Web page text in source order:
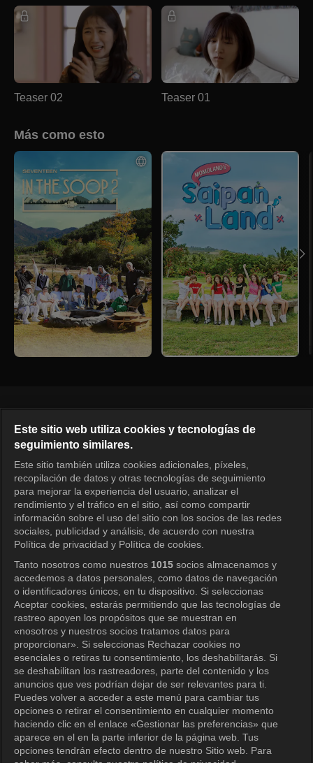
Teaser 02 Teaser 01
Más como esto
Español
KOCOWA+ Redes sociales
KOCOWA+
Centro de ayuda
Términos de uso
Política de privacidad
Política de privacidad (Europa)
Política de privacidad (Oceanía)
Política de privacidad (Brasil)
Derechos de privacidad de California
Este sitio web utiliza cookies y tecnologías de
seguimiento similares.
Este sitio también utiliza cookies adicionales, píxeles,
recopilación de datos y otras tecnologías de seguimiento
para mejorar la experiencia del usuario, analizar el
rendimiento y el tráfico en el sitio, así como compartir
información sobre el uso del sitio con los socios de las redes
sociales, publicidad y análisis, de acuerdo con nuestra
Política de privacidad y Política de cookies.
Tanto nosotros como nuestros 1015 socios almacenamos y
accedemos a datos personales, como datos de navegación
o identificadores únicos, en tu dispositivo. Si seleccionas
Aceptar cookies, estarás permitiendo que las tecnologías de
rastreo apoyen los propósitos que se muestran en
«nosotros y nuestros socios tratamos datos para
proporcionar». Si seleccionas Rechazar cookies no
esenciales o retiras tu consentimiento, los deshabilitarás. Si
se deshabilitan los rastreadores, parte del contenido y los
anuncios que ves podrían dejar de ser relevantes para ti.
Puedes volver a acceder a este menú para cambiar tus
opciones o retirar el consentimiento en cualquier momento
haciendo clic en el enlace «Gestionar las preferencias» que
aparece en el en la parte inferior de la página web. Tus
opciones tendrán efecto dentro de nuestro Sitio web. Para